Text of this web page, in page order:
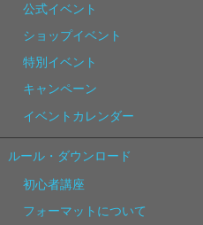
公式イベント
ショップイベント
特別イベント
キャンペーン
イベントカレンダー
ルール・ダウンロード
初心者講座
フォーマットについて